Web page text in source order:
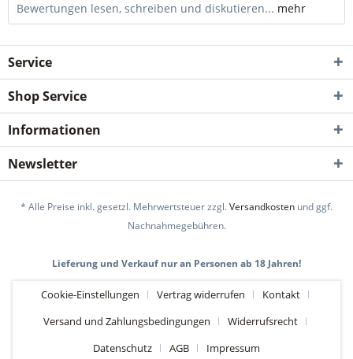
Bewertungen lesen, schreiben und diskutieren... mehr
Service
Shop Service
Informationen
Newsletter
* Alle Preise inkl. gesetzl. Mehrwertsteuer zzgl.Versandkosten und ggf.
Nachnahmegebühren.
Lieferung und Verkauf nur an Personen ab 18 Jahren!
Cookie-Einstellungen Vertrag widerrufen
Kontakt
Versand und Zahlungsbedingungen
Widerrufsrecht
Datenschutz
AGB Impressum